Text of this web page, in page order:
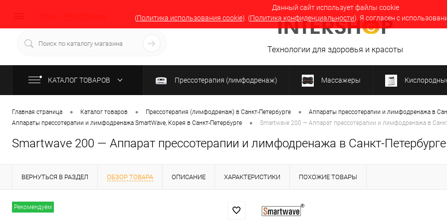
Данный сайт использует файлы cookie
(Политика использования cookie). (Политика конфиденциальности). Я согласен с
Вход Регистрация
Технологии для здоровья и красоты
КАТАЛОГ ТОВАРОВ Прессотерапия (лимфодренаж) Массажеры
Главная страница • Каталог товаров • Прессотерапия (лимфодренаж) в Санкт-Петербурге • Аппараты прессотерапии и лимфодренажа в
Аппараты прессотерапии и лимфодренажа SmartWave, Корея в Санкт-Петербурге • Smartwave 200 — Аппарат прессотерапии и лимфодренажа в
Smartwave 200 — Аппарат прессотерапии и лимфодренажа в Санкт-Петербурге
ВЕРНУТЬСЯ В РАЗДЕЛ ОБЗОР ТОВАРА ОПИСАНИЕ ХАРАКТЕРИСТИКИ ПОХОЖИЕ ТОВАРЫ
Рекомендуем